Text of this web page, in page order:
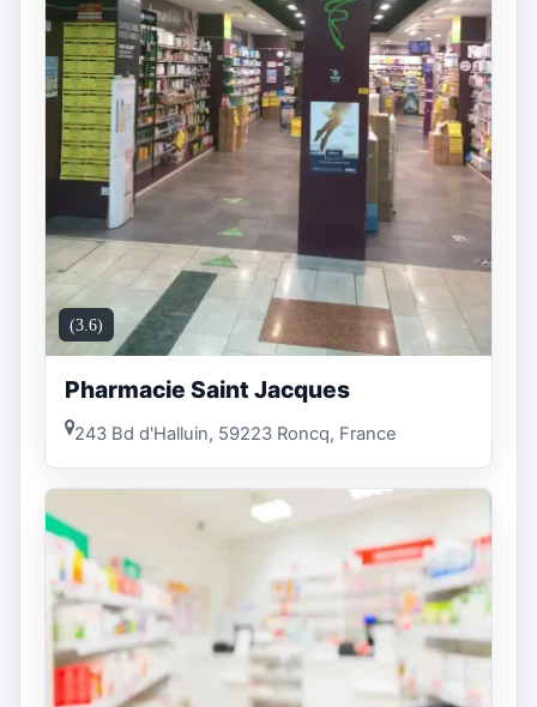
(3.6)
Pharmacie Saint Jacques
243 Bd d'Halluin, 59223 Roncq, France